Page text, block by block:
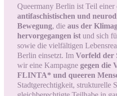
Queermany Berlin ist Teil einer
antifaschistischen und
Bewegung, die aus der
hervorgegangen ist und sich
sowie die vielfältigen
Berlin einsetzt. Im Vorfeld der
wir eine Kampagne gegen die
FLINTA* und queeren
Stadtgerechtigkeit, strukturelle